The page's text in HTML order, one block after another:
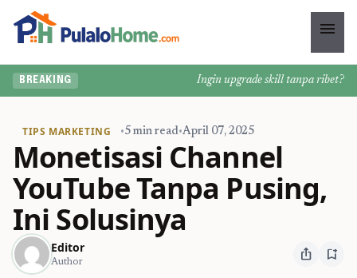
menu
BREAKING Ingin upgrade skill tanpa ribet?
TIPS MARKETING •5 min read•April 07, 2025
Monetisasi Channel
YouTube Tanpa Pusing,
Ini Solusinya
Editor
Author ios_share bookmark_add